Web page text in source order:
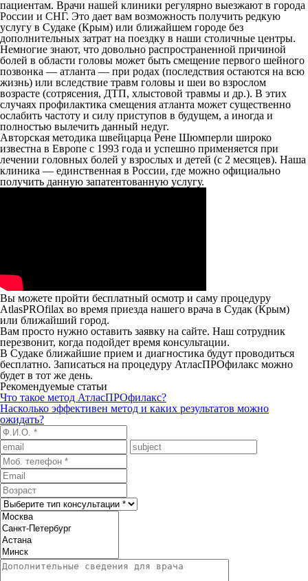
пациентам. Врачи нашей клиники регулярно выезжают в города
России и СНГ. Это дает вам возможность получить редкую
услугу в Судаке (Крым) или ближайшем городе без
дополнительных затрат на поездку в наши столичные центры.
Немногие знают, что довольно распространенной причиной
болей в области головы может быть смещение первого шейного
позвонка — атланта — при родах (последствия остаются на всю
жизнь) или вследствие травм головы и шеи во взрослом
возрасте (сотрясения, ДТП, хлыстовой травмы и др.). В этих
случаях профилактика смещения атланта может существенно
ослабить частоту и силу приступов в будущем, а иногда и
полностью вылечить данный недуг.
Авторская методика швейцарца Рене Шюмперли широко
известна в Европе с 1993 года и успешно применяется при
лечении головных болей у взрослых и детей (с 2 месяцев). Наша
клиника — единственная в России, где можно официально
получить данную запатентованную услугу.
Вы можете пройти бесплатный осмотр и саму процедуру
AtlasPROfilax во время приезда нашего врача в Судак (Крым)
или ближайший город.
Вам просто нужно оставить заявку на сайте. Наш сотрудник
перезвонит, когда подойдет время консультации.
В Судаке ближайшие прием и диагностика будут проводиться
бесплатно. Записаться на процедуру АтласПРОфилакс можно
будет в тот же день.
Рекомендуемые статьи
Что такое метод АтласПРОфилакс?
Насколько эффективен метод и каких результатов можно
ожидать?